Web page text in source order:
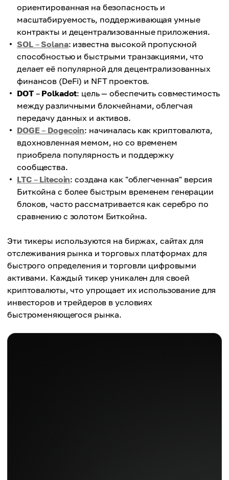
ориентированная на безопасность и
масштабируемость, поддерживающая умные
контракты и децентрализованные приложения.
SOL–Solana: известна высокой пропускной
способностью и быстрыми транзакциями, что
делает её популярной для децентрализованных
финансов (DeFi) и NFT проектов.
DOT– Polkadot: цель — обеспечить совместимость
между различными блокчейнами, облегчая
передачу данных и активов.
DOGE– Dogecoin: начиналась как криптовалюта,
вдохновленная мемом, но со временем
приобрела популярность и поддержку
сообщества.
LTC– Litecoin: создана как "облегченная" версия
Биткойна с более быстрым временем генерации
блоков, часто рассматривается как серебро по
сравнению с золотом Биткойна.
Эти тикеры используются на биржах, сайтах для
отслеживания рынка и торговых платформах для
быстрого определения и торговли цифровыми
активами. Каждый тикер уникален для своей
криптовалюты, что упрощает их использование для
инвесторов и трейдеров в условиях
быстроменяющегося рынка.